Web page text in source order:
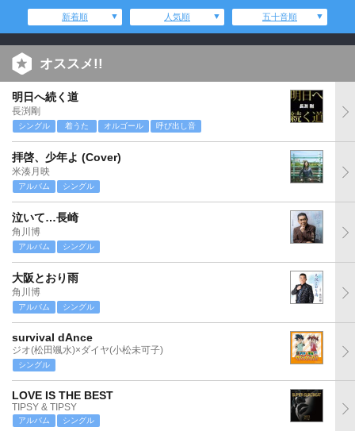
新着順 人気順 五十音順
オススメ!!
明日へ続く道
長渕剛
シングル 着うた オルゴール 呼び出し音
拝啓、少年よ (Cover)
米湊月映
アルバム シングル
泣いて…長崎
角川博
アルバム シングル
大阪とおり雨
角川博
アルバム シングル
survival dAnce
ジオ(松田颯水)×ダイヤ(小松未可子)
シングル
LOVE IS THE BEST
TIPSY & TIPSY
アルバム シングル